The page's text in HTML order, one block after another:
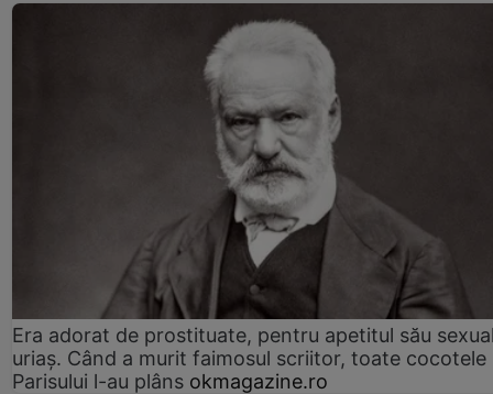
Era adorat de prostituate, pentru apetitul său
uriaș. Când a murit faimosul scriitor, toate cocotele
Parisului l-au plâns okmagazine.ro